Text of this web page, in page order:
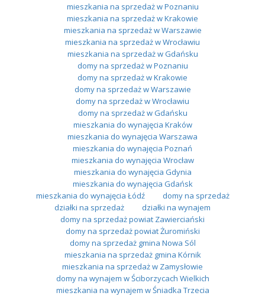
mieszkania na sprzedaż w Poznaniu
mieszkania na sprzedaż w Krakowie
mieszkania na sprzedaż w Warszawie
mieszkania na sprzedaż w Wrocławiu
mieszkania na sprzedaż w Gdańsku
domy na sprzedaż w Poznaniu
domy na sprzedaż w Krakowie
domy na sprzedaż w Warszawie
domy na sprzedaż w Wrocławiu
domy na sprzedaż w Gdańsku
mieszkania do wynajęcia Kraków
mieszkania do wynajęcia Warszawa
mieszkania do wynajęcia Poznań
mieszkania do wynajęcia Wrocław
mieszkania do wynajęcia Gdynia
mieszkania do wynajęcia Gdańsk
mieszkania do wynajęcia Łódź
domy na sprzedaż
działki na sprzedaż
działki na wynajem
domy na sprzedaż powiat Zawierciański
domy na sprzedaż powiat Żuromiński
domy na sprzedaż gmina Nowa Sól
mieszkania na sprzedaż gmina Kórnik
mieszkania na sprzedaż w Zamysłowie
domy na wynajem w Ściborzycach Wielkich
mieszkania na wynajem w Śniadka Trzecia